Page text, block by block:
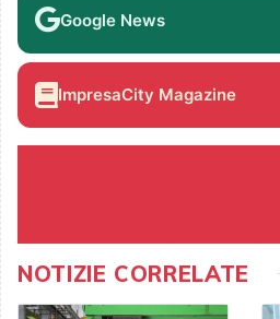
Google News
ImpresaCity Magazine
NOTIZIE CORRELATE